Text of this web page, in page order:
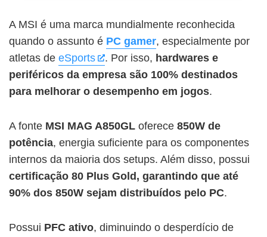
A MSI é uma marca mundialmente reconhecida
quando o assunto é PC gamer, especialmente por
atletas de eSports . Por isso, hardwares e
periféricos da empresa são 100% destinados
para melhorar o desempenho em jogos.
A fonte MSI MAG A850GL oferece 850W de
potência, energia suficiente para os componentes
internos da maioria dos setups. Além disso, possui
certificação 80 Plus Gold, garantindo que até
90% dos 850W sejam distribuídos pelo PC.
Possui PFC ativo, diminuindo o desperdício de